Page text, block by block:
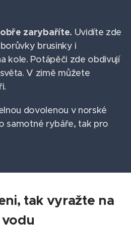
zarybaříte. Uvidíte zde
brusinky i
kole. Potápěči zde obdivují
V zimě můžete
dovolenou v norské
samotné rybáře, tak pro
tak vyražte na
vodu